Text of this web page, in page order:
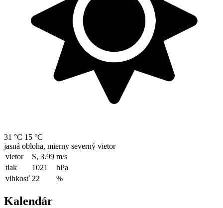
31 °C 15 °C
jasná obloha, mierny severný vietor
vietor
S, 3.99 m/s
tlak
1021
hPa
vlhkosť 22 %
Kalendár